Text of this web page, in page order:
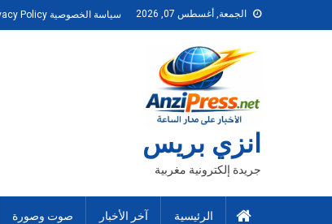
to
الجمعة, أغسطس 07, 2026 سياسة الخصوصية Privacy Policy
انزي بريس
جريدة إلكترونية مغربية
الرئيسية آخر الأخبار صوت وصورة